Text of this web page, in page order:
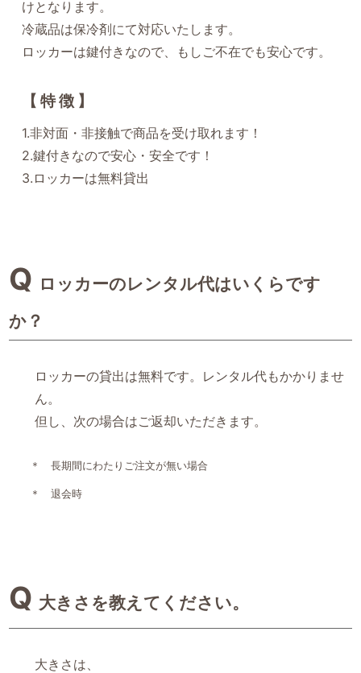
けとなります。
冷蔵品は保冷剤にて対応いたします。
ロッカーは鍵付きなので、もしご不在でも安心です。
【特徴】
1.非対面・非接触で商品を受け取れます！
2.鍵付きなので安心・安全です！
3.ロッカーは無料貸出
ロッカーのレンタル代はいくらです
か？
ロッカーの貸出は無料です。レンタル代もかかりませ
ん。
但し、次の場合はご返却いただきます。
＊ 長期間にわたりご注文が無い場合
＊ 退会時
大きさを教えてください。
大きさは、